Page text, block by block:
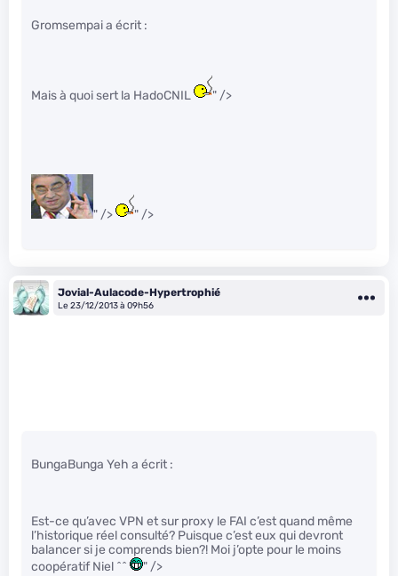
Gromsempai a écrit :
Mais à quoi sert la HadoCNIL " />
" /> " />
Jovial-Aulacode-Hypertrophié
Le 23/12/2013 à 09h56
BungaBunga Yeh a écrit :
Est-ce qu’avec VPN et sur proxy le FAI c’est quand même
l’historique réel consulté? Puisque c’est eux qui devront
balancer si je comprends bien?! Moi j’opte pour le moins
coopératif Niel ^^
" />